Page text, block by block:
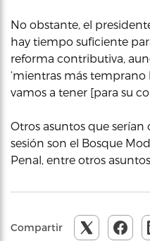
No obstante, el
hay tiempo suficiente
reforma contributiva,
‘mientras más
vamos a tener [para su
Otros asuntos que
sesión son el Bosque
Penal, entre otros
Compartir